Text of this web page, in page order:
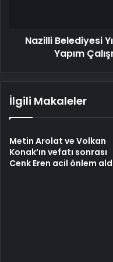
Nazilli Belediyesi
Yapım
İlgili Makaleler
Metin Arolat ve Volkan
Konak’ın vefatı sonrası
Cenk Eren acil önlem